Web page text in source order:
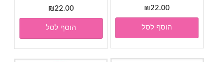
₪22.00
הוסף לסל
₪22.00
הוסף לסל